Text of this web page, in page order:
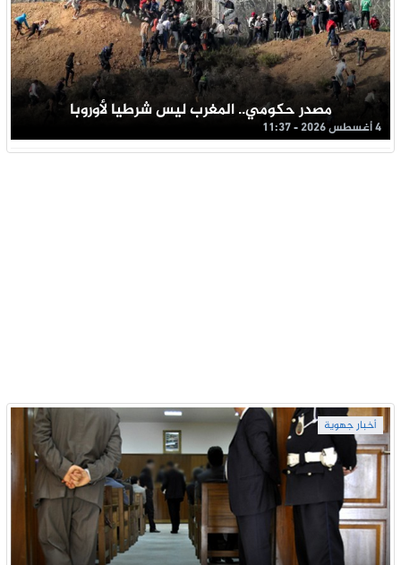
مصدر حكومي.. المغرب ليس شرطيا لأوروبا
4 أغسطس 2026 - 11:37
أخبار جهوية